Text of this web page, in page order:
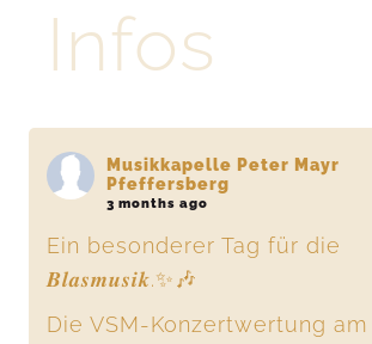
Deutsch
Infos
Musikkapelle Peter Mayr
Pfeffersberg
3 months ago
Ein besonderer Tag für die
𝑩𝒍𝒂𝒔𝒎𝒖𝒔𝒊𝒌.✨🎶
Die VSM-Konzertwertung am